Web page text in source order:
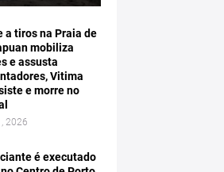
a tiros na Praia de
mobiliza
e assusta
Vitima
e morre no
2026
é executado